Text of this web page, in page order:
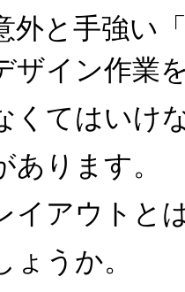
外と手強い
ザイン作業
くてはいけ
あります。
イアウトと
ょうか。